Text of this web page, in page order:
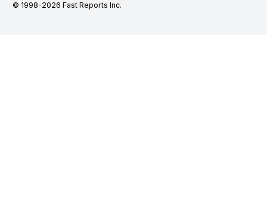
© 1998-2026 Fast Reports Inc.